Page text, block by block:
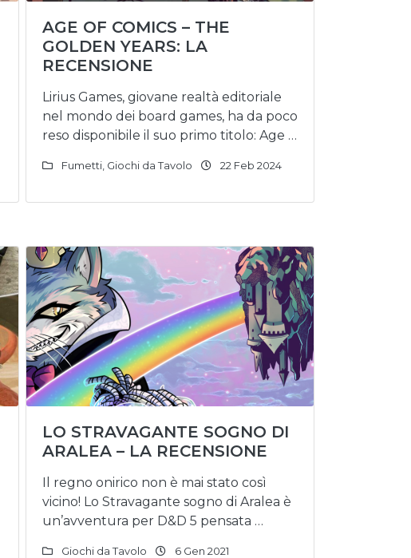
AGE OF COMICS – THE
GOLDEN YEARS: LA
RECENSIONE
Lirius Games, giovane realtà editoriale
nel mondo dei board games, ha da poco
reso disponibile il suo primo titolo: Age …
Fumetti Giochi da Tavolo 22 Feb 2024
LO STRAVAGANTE SOGNO DI
ARALEA – LA RECENSIONE
Il regno onirico non è mai stato così
vicino! Lo Stravagante sogno di Aralea è
un’avventura per D&D 5 pensata …
Giochi da Tavolo 6 Gen 2021